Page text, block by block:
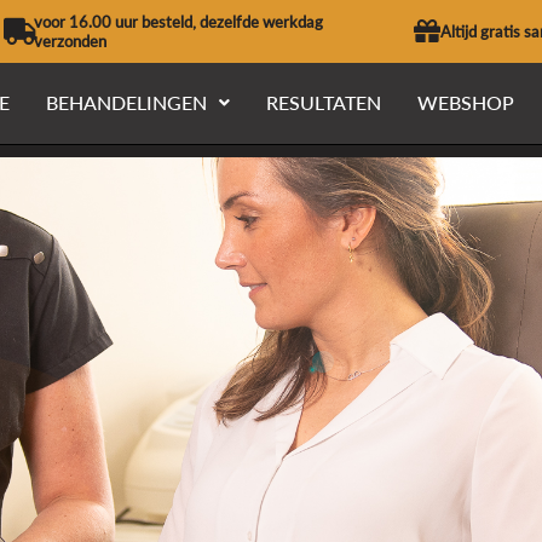
voor 16.00 uur besteld, dezelfde werkdag
verzonden
Altijd gratis
BEHANDELINGEN RESULTATEN WEBSHOP